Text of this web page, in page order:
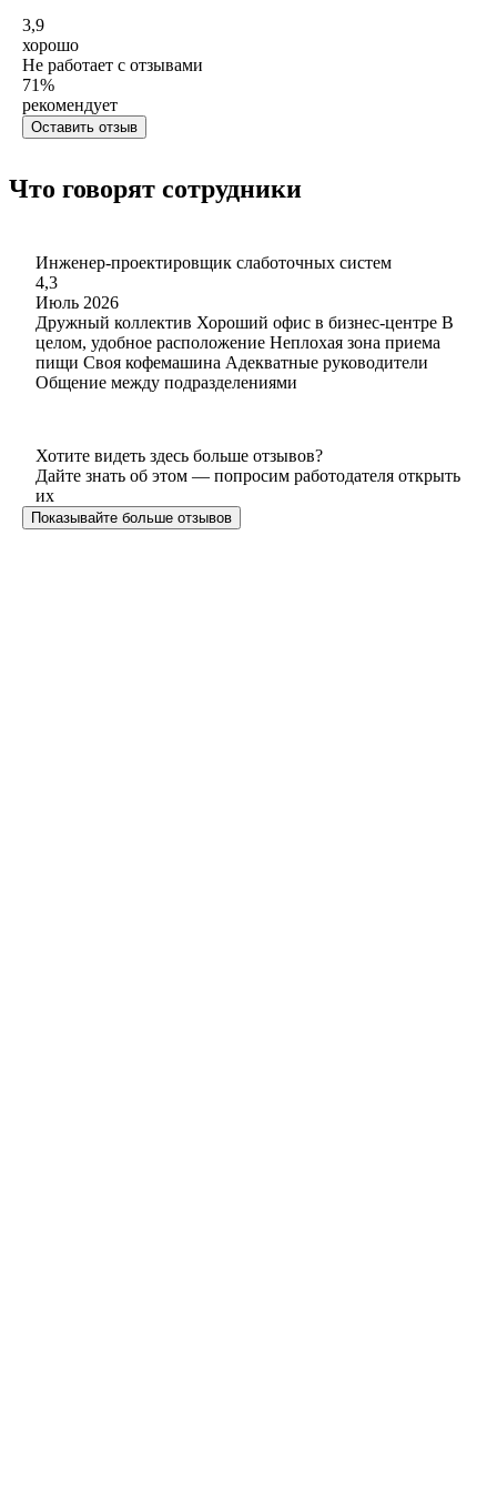
3,9
хорошо
Не работает с отзывами
71%
рекомендует
Оставить отзыв
Что говорят сотрудники
Инженер-проектировщик слаботочных систем
4,3
Июль 2026
Дружный коллектив Хороший офис в бизнес-центре В
целом, удобное расположение Неплохая зона приема
пищи Своя кофемашина Адекватные руководители
Общение между подразделениями
Хотите видеть здесь больше отзывов?
Дайте знать об этом — попросим работодателя открыть
их
Показывайте больше отзывов